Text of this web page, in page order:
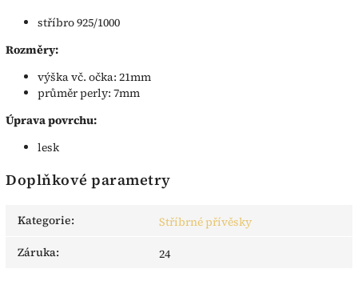
stříbro 925/1000
Rozměry:
výška vč. očka: 21mm
průměr perly: 7mm
Úprava povrchu:
lesk
Doplňkové parametry
Kategorie:
Stříbrné přívěsky
Záruka: 24